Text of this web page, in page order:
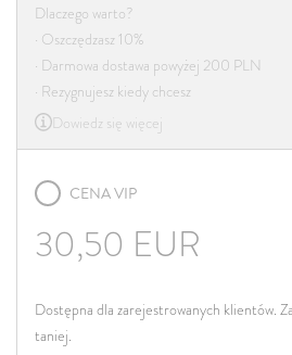
Dlaczego warto?
· Oszczędzasz 10%
· Darmowa dostawa powyżej 200 PLN
· Rezygnujesz kiedy chcesz
Dowiedz się więcej
CENA VIP
30,50 EUR
Dostępna dla zarejestrowanych klientów.
taniej.